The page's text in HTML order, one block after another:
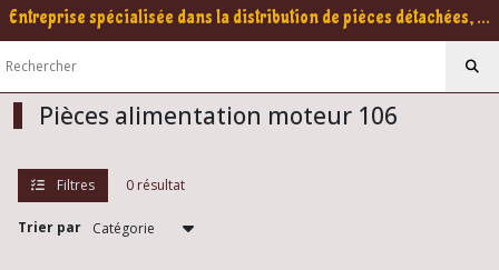
Entreprise spécialisée dans la distribution de pièces détachées, refabrication pour voitures Yountimers Peugeot 205 GTI, 309 GTI - GTI16
Pièces alimentation moteur 106
Filtres 0 résultat
Trier par
Peugeot
106
Moteur
,
silentbloc
...106
(3)